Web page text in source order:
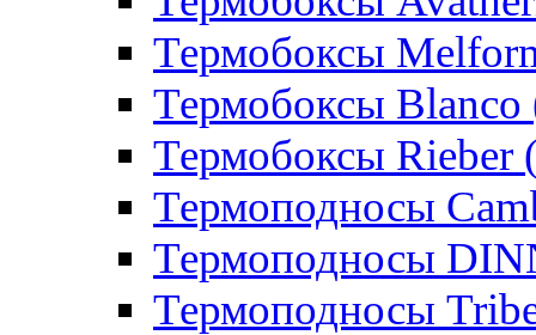
Термобоксы
Термобоксы Blanco
Термобоксы Rieber
Термоподносы
Термоподносы
Термоподносы